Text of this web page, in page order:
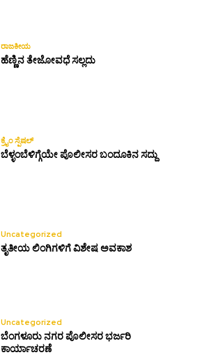
ರಾಜಕೀಯ
ಹೆಣ್ಣಿನ ತೇಜೋವಧೆ ಸಲ್ಲದು
ಕ್ರೈಂ ಸ್ಪೆಷಲ್
ಬೆಳ್ಳಂಬೆಳಿಗ್ಗೆಯೇ ಪೊಲೀಸರ ಬಂದೂಕಿನ ಸದ್ದು
Uncategorized
ತೃತೀಯ ಲಿಂಗಿಗಳಿಗೆ ವಿಶೇಷ ಅವಕಾಶ
Uncategorized
ಬೆಂಗಳೂರು ನಗರ ಪೊಲೀಸರ ಭರ್ಜರಿ
ಕಾರ್ಯಾಚರಣೆ